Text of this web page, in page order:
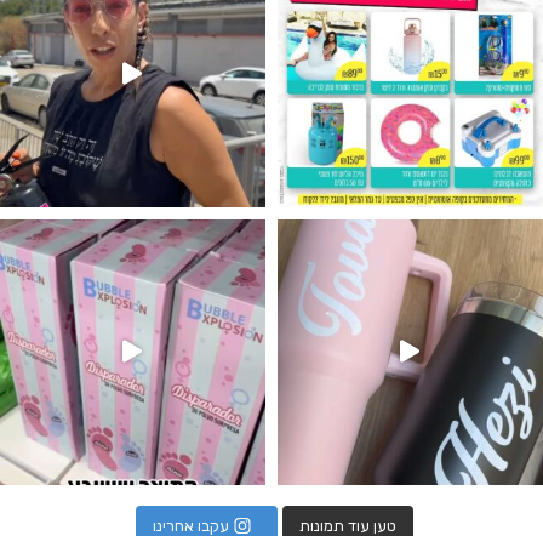
מטף לגילוי מין העובר חזר למלא
טען עוד תמונות עקבו אחרינו